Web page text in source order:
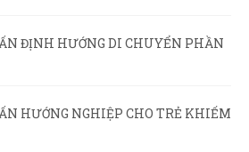
ĐỊNH HƯỚNG DI CHUYỂN PHẦN
HƯỚNG NGHIỆP CHO TRẺ KHIẾM